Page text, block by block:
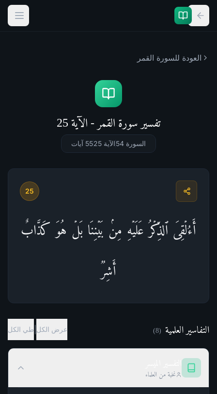
العودة للسورة القمر
تفسير سورة القمر - الآية 25
السورة 54 الآية 25 55 آيات
25
أَءُلۡقِیَ ٱلذِّكۡرُ عَلَیۡهِ مِنۢ بَیۡنِنَا بَلۡ هُوَ كَذَّابٌ
أَشِرࣱ
التفاسير العلمية (
8
) عرض الكل طي الكل
نخبة من العلماء